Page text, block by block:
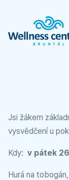
Jsi žákem
vysvědčení u
Kdy: v pátek
Hurá na